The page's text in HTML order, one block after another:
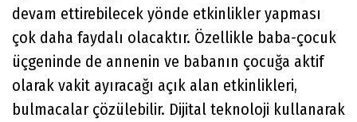
devam ettirebilecek yönde etkinlikler yapması
çok daha faydalı olacaktır. Özellikle baba-çocuk
üçgeninde de annenin ve babanın çocuğa aktif
olarak vakit ayıracağı açık alan etkinlikleri,
bulmacalar çözülebilir. Dijital teknoloji kullanarak